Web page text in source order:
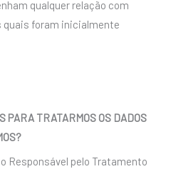
qualquer relação com
quais foram inicialmente
PARA TRATARMOS OS DADOS
Responsável pelo Tratamento